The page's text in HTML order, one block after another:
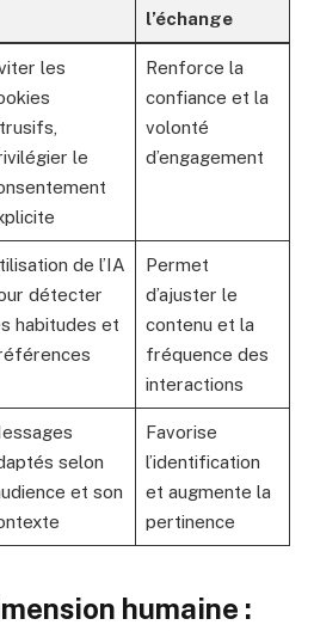
l’échange
les
le
Renforce la
confiance et la
volonté
d’engagement
de l’IA
détecter
habitudes et
Permet
d’ajuster le
contenu et la
fréquence des
interactions
selon
et son
Favorise
l’identification
et augmente la
pertinence
humaine :